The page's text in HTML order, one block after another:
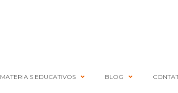
MATERIAIS EDUCATIVOS BLOG